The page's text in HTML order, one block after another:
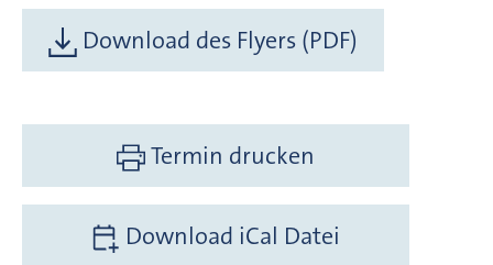
Download des Flyers (PDF)
Termin drucken
Download iCal Datei